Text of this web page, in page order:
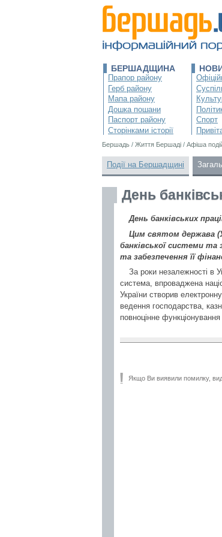
БЕРШАДЩИНА
Прапор району
Герб району
Мапа району
Дошка пошани
Паспорт району
Сторінками історії
Спорт
Бершадь / Життя Бершаді / Афіша
Події на Бершадщині
День
День банківських
Цим святом держава
банківської системи та
та забезпечення її
За роки незалежності в
система, впроваджена
України створив
ведення господарства,
повноцінне
Якщо Ви виявили помилку,